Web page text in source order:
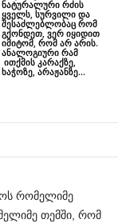
ნატურალური რძის
ყველს, სურვილი და
შესაძლებლობაც რომ
გქონდეთ, ვერ იყიდით
იმიტომ, რომ არ არის.
ანალოგიური რამ
ითქმის კარაქზე,
ხაჭოზე, არაჟანზე…
რომელიმე
თემში, რომ